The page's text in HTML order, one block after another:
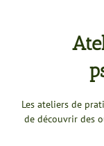
Les ateliers de
de découvrir des